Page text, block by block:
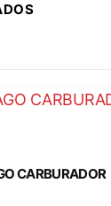
CARBURADOR